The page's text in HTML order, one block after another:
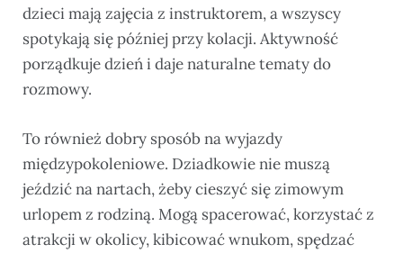
dzieci mają zajęcia z instruktorem, a wszyscy
spotykają się później przy kolacji. Aktywność
porządkuje dzień i daje naturalne tematy do
rozmowy.
To również dobry sposób na wyjazdy
międzypokoleniowe. Dziadkowie nie muszą
jeździć na nartach, żeby cieszyć się zimowym
urlopem z rodziną. Mogą spacerować, korzystać z
atrakcji w okolicy, kibicować wnukom, spędzać